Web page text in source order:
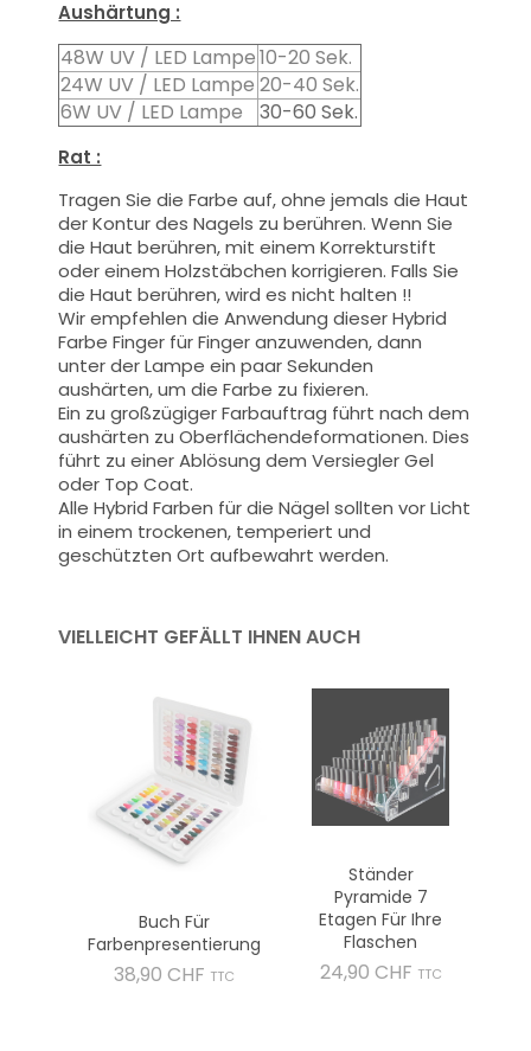
Aushärtung :
48W UV / LED Lampe10-20 Sek.
24W UV / LED Lampe 20-40 Sek.
6W UV / LED Lampe
30-60 Sek.
Rat :
Tragen Sie die Farbe auf, ohne jemals die Haut
der Kontur des Nagels zu berühren. Wenn Sie
die Haut berühren, mit einem Korrekturstift
oder einem Holzstäbchen korrigieren. Falls Sie
die Haut berühren, wird es nicht halten !!
Wir empfehlen die Anwendung dieser Hybrid
Farbe Finger für Finger anzuwenden, dann
unter der Lampe ein paar Sekunden
aushärten, um die Farbe zu fixieren.
Ein zu großzügiger Farbauftrag führt nach dem
aushärten zu Oberflächendeformationen. Dies
führt zu einer Ablösung dem Versiegler Gel
oder Top Coat.
Alle Hybrid Farben für die Nägel sollten vor Licht
in einem trockenen, temperiert und
geschützten Ort aufbewahrt werden.
VIELLEICHT GEFÄLLT IHNEN AUCH
Buch Für
Farbenpresentierung
38,90 CHF Preis
TTC
Ständer
Pyramide 7
Etagen Für Ihre
Flaschen
24,90 CHF Preis
TTC